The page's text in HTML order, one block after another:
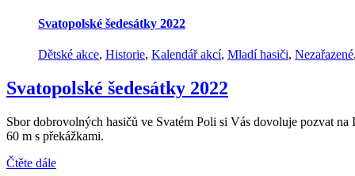
Svatopolské šedesátky 2022
Dětské akce, Historie, Kalendář akcí, Mladí hasiči, Nezařazené
Svatopolské šedesátky 2022
Sbor dobrovolných hasičů ve Svatém Poli si Vás dovoluje pozvat
60 m s překážkami.
Čtěte dále